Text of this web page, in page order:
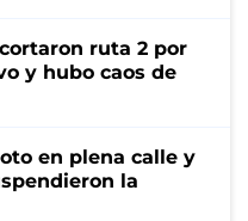
ruta 2 por
y hubo caos de
en plena calle y
la